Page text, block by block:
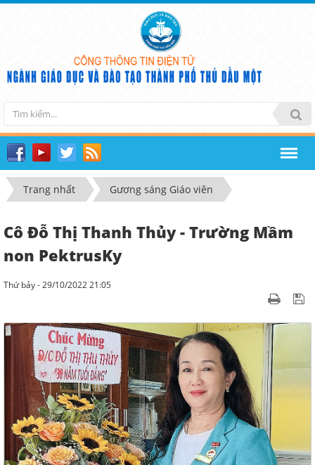
Trang nhất Gương sáng Giáo viên
Cô Đỗ Thị Thanh Thủy - Trường Mầm
non PektrusKy
Thứ bảy - 29/10/2022 21:05